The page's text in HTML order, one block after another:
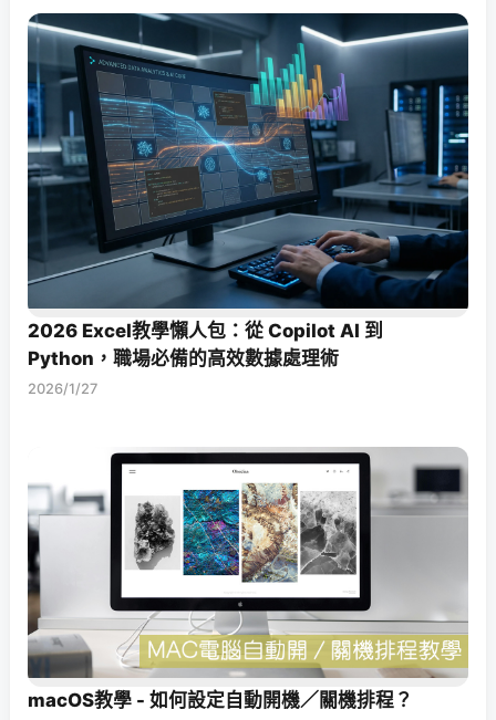
2026 Excel教學懶人包：從 Copilot AI 到
Python，職場必備的高效數據處理術
2026/1/27
macOS教學 - 如何設定自動開機／關機排程？